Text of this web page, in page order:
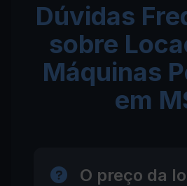
Dúvidas
sobre
Máquinas
em
O preço da